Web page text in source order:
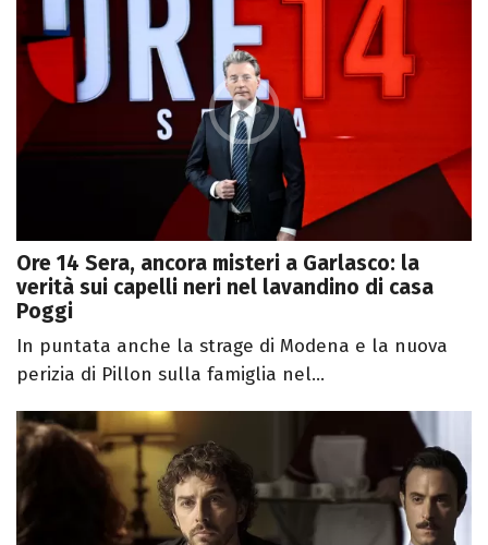
Ore 14 Sera, ancora misteri a Garlasco: la
verità sui capelli neri nel lavandino di casa
Poggi
In puntata anche la strage di Modena e la nuova
perizia di Pillon sulla famiglia nel...